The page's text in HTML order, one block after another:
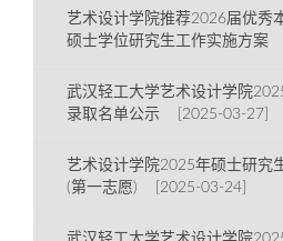
艺术设计学院推荐2026届优秀
硕士学位研究生工作实施方案
武汉轻工大学艺术设计学院
录取名单公示 [2025-03-27]
艺术设计学院2025年硕士研究
(第一志愿) [2025-03-24]